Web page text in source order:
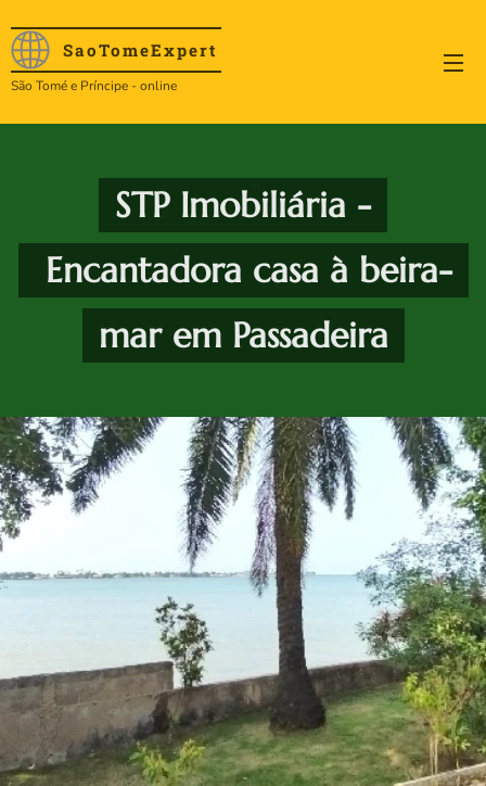
SaoTomeExpert
São Tomé e Príncipe - online
STP Imobiliária -
Encantadora casa à beira-
mar em Passadeira
.